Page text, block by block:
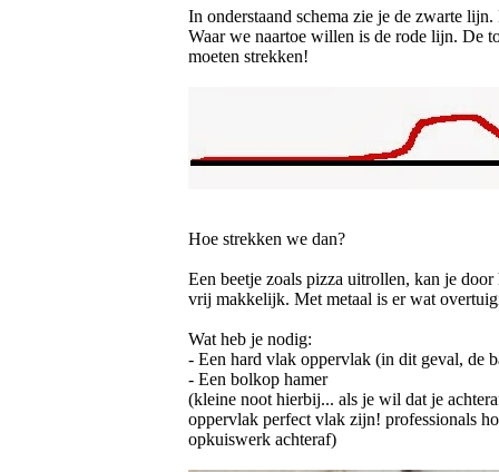
In onderstaand schema zie je de zwarte
Waar we naartoe willen is de rode lijn. De
moeten strekken!
Hoe strekken we dan?
Een beetje zoals pizza uitrollen, kan je
vrij makkelijk. Met metaal is er wat
Wat heb je nodig:
- Een hard vlak oppervlak (in dit geval, de
- Een bolkop hamer
(kleine noot hierbij... als je wil dat je
oppervlak perfect vlak zijn! professionals
opkuiswerk achteraf)